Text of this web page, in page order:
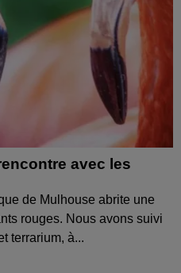
avec les
de Mulhouse abrite une
rouges. Nous avons suivi
terrarium, à...